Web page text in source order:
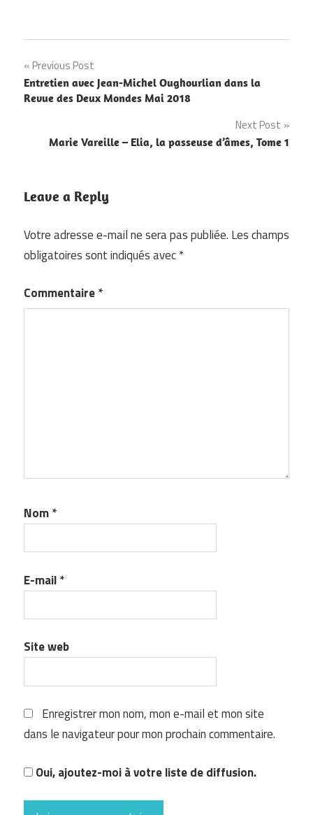
Navigation
de
Previous Post
Entretien avec Jean-Michel Oughourlian dans la
Revue des Deux Mondes Mai 2018
Next Post
Marie Vareille – Elia, la passeuse d’âmes, Tome 1
Leave a Reply
Votre adresse e-mail ne sera pas publiée. Les champs
obligatoires sont indiqués avec*
Commentaire*
Nom*
E-mail*
Site web
Enregistrer mon nom, mon e-mail et mon site
dans le navigateur pour mon prochain commentaire.
Oui, ajoutez-moi à votre liste de diffusion.